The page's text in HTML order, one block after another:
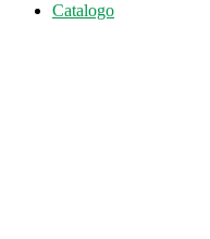
Catalogo